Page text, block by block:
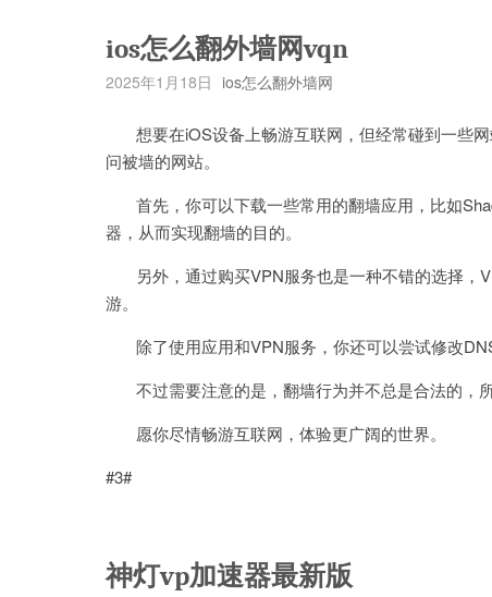
ios怎么翻外墙网vqn
2025年1月18日 ios怎么翻外墙网
想要在iOS设备上畅游互联网，但经常碰到一些网
问被墙的网站。
首先，你可以下载一些常用的翻墙应用，比如
器，从而实现翻墙的目的。
另外，通过购买VPN服务也是一种不错的选择，
游。
除了使用应用和VPN服务，你还可以尝试修改
不过需要注意的是，翻墙行为并不总是合法的，所
愿你尽情畅游互联网，体验更广阔的世界。
#3#
神灯vp加速器最新版